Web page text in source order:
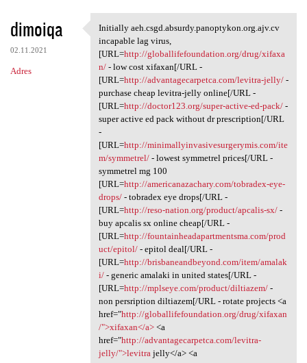
dimoiqa
02.11.2021
Adres
Initially aeh.csgd.absurdy
Initially aeh.csgd.absurdy.panoptykon.org.ajv.cv
incapable lag virus,
[URL=http://globallifefoundation.org/drug/xifaxa
n/- low cost xifaxan[/URL -
[URL=http://advantagecarpetca.com/levitra-jelly/-
purchase cheap levitra-jelly online[/URL -
[URL=http://doctor123.org/super-active-ed-pack/-
super active ed pack without dr prescription[/URL
-
[URL=http://minimallyinvasivesurgerymis.com/ite
m/symmetrel/- lowest symmetrel prices[/URL -
symmetrel mg 100
[URL=http://americanazachary.com/tobradex-eye-
drops/- tobradex eye drops[/URL -
[URL=http://reso-nation.org/product/apcalis-sx/-
buy apcalis sx online cheap[/URL -
[URL=http://fountainheadapartmentsma.com/prod
uct/epitol/- epitol deal[/URL -
[URL=http://brisbaneandbeyond.com/item/amalak
i/- generic amalaki in united states[/URL -
[URL=http://mplseye.com/product/diltiazem/-
non persription diltiazem[/URL - rotate projects <a
href="http://globallifefoundation.org/drug/xifaxan
/">xifaxan</a><a
href="http://advantagecarpetca.com/levitra-
jelly/">levitra jelly</a> <a